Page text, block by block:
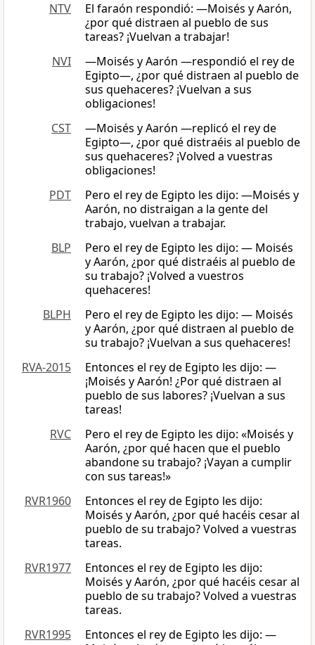
NTV
El faraón respondió: —Moisés y Aarón,
¿por qué distraen al pueblo de sus
tareas? ¡Vuelvan a trabajar!
NVI
—Moisés y Aarón —respondió el rey de
Egipto—, ¿por qué distraen al pueblo de
sus quehaceres? ¡Vuelvan a sus
obligaciones!
CST
―Moisés y Aarón —replicó el rey de
Egipto—, ¿por qué distraéis al pueblo de
sus quehaceres? ¡Volved a vuestras
obligaciones!
PDT
Pero el rey de Egipto les dijo: —Moisés y
Aarón, no distraigan a la gente del
trabajo, vuelvan a trabajar.
BLP
Pero el rey de Egipto les dijo: — Moisés
y Aarón, ¿por qué distraéis al pueblo de
su trabajo? ¡Volved a vuestros
quehaceres!
BLPH
Pero el rey de Egipto les dijo: — Moisés
y Aarón, ¿por qué distraen al pueblo de
su trabajo? ¡Vuelvan a sus quehaceres!
RVA-2015
Entonces el rey de Egipto les dijo: —
¡Moisés y Aarón! ¿Por qué distraen al
pueblo de sus labores? ¡Vuelvan a sus
tareas!
RVC
Pero el rey de Egipto les dijo: «Moisés y
Aarón, ¿por qué hacen que el pueblo
abandone su trabajo? ¡Vayan a cumplir
con sus tareas!»
RVR1960
Entonces el rey de Egipto les dijo:
Moisés y Aarón, ¿por qué hacéis cesar al
pueblo de su trabajo? Volved a vuestras
tareas.
RVR1977
Entonces el rey de Egipto les dijo:
Moisés y Aarón, ¿por qué hacéis cesar al
pueblo de su trabajo? Volved a vuestras
tareas.
RVR1995
Entonces el rey de Egipto les dijo: —